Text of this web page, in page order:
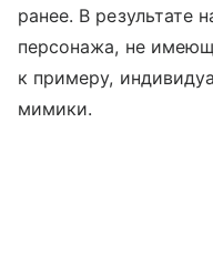
ранее. В результате
персонажа, не
к примеру,
мимики.